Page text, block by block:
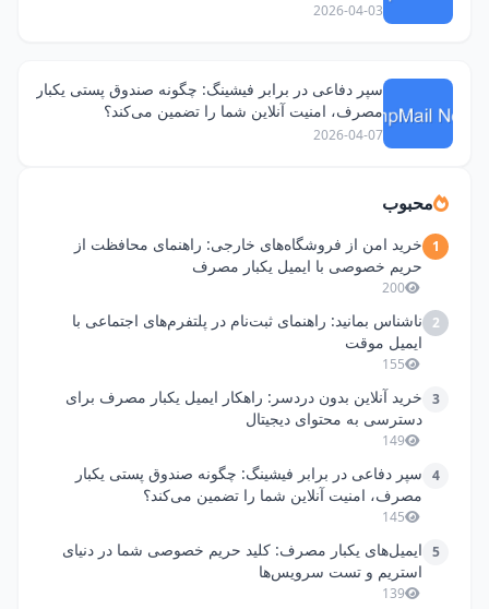
2026-04-03
سپر دفاعی در برابر فیشینگ: چگونه صندوق پستی یکبار
مصرف، امنیت آنلاین شما را تضمین می‌کند؟
2026-04-07
محبوب
1
خرید امن از فروشگاه‌های خارجی: راهنمای محافظت از
حریم خصوصی با ایمیل یکبار مصرف
200
2 ناشناس بمانید: راهنمای ثبت‌نام در پلتفرم‌های اجتماعی با
ایمیل موقت
155
3 خرید آنلاین بدون دردسر: راهکار ایمیل یکبار مصرف برای
دسترسی به محتوای دیجیتال
149
4 سپر دفاعی در برابر فیشینگ: چگونه صندوق پستی یکبار
مصرف، امنیت آنلاین شما را تضمین می‌کند؟
145
5 ایمیل‌های یکبار مصرف: کلید حریم خصوصی شما در دنیای
استریم و تست سرویس‌ها
139